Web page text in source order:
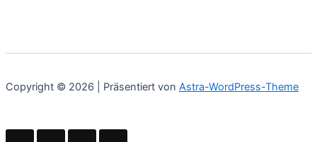
Copyright © 2026 | Präsentiert von Astra-WordPress-Theme